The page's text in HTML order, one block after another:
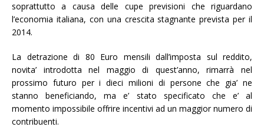
soprattutto a causa delle cupe previsioni che riguardano
l’economia italiana, con una crescita stagnante prevista per il
2014.
La detrazione di 80 Euro mensili dall’imposta sul reddito,
novita’ introdotta nel maggio di quest’anno, rimarrà nel
prossimo futuro per i dieci milioni di persone che gia’ ne
stanno beneficiando, ma e’ stato specificato che e’ al
momento impossibile offrire incentivi ad un maggior numero di
contribuenti.